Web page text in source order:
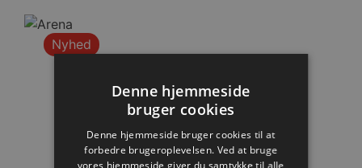
Nyhed
Denne hjemmeside
bruger cookies
Denne hjemmeside bruger cookies til at
forbedre brugeroplevelsen. Ved at bruge
vores hjemmeside giver du samtykke til alle